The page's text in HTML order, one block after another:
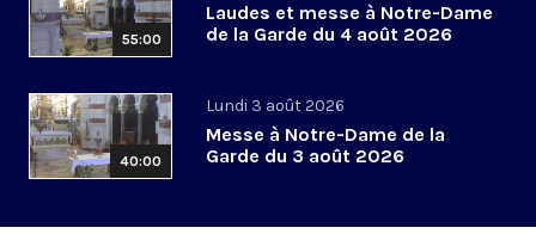
55:00
Laudes et messe à Notre-Dame
de la Garde du 4 août 2026
40:00
Lundi 3 août 2026
Messe à Notre-Dame de la
Garde du 3 août 2026